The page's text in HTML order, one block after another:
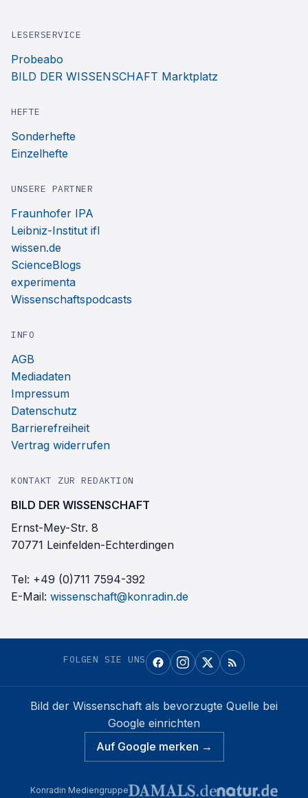
LESERSERVICE
Probeabo
BILD DER WISSENSCHAFT Marktplatz
HEFTE
Sonderhefte
Einzelhefte
UNSERE PARTNER
Fraunhofer IPA
Leibniz-Institut ifl
wissen.de
ScienceBlogs
experimenta
Wissenschaftspodcasts
INFO
AGB
Mediadaten
Impressum
Datenschutz
Barrierefreiheit
Vertrag widerrufen
KONTAKT ZUR REDAKTION
BILD DER WISSENSCHAFT
Ernst-Mey-Str. 8
70771 Leinfelden-Echterdingen
Tel: +49 (0)711 7594-392
E-Mail: wissenschaft@konradin.de
FOLGEN SIE UNS
Bild der Wissenschaft als bevorzugte Quelle bei
Google einrichten
Auf Google merken →
Konradin Mediengruppe